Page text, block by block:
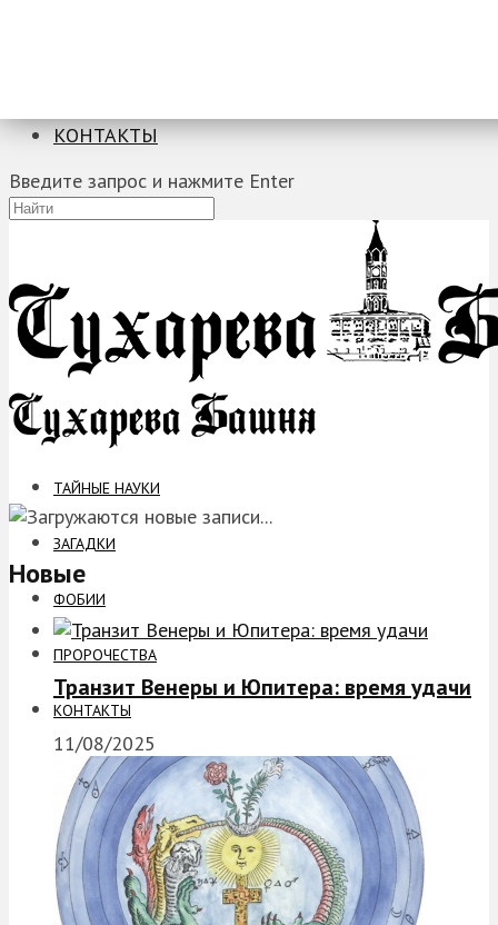
КОНТАКТЫ
Введите запрос и нажмите Enter
ТАЙНЫЕ НАУКИ
ЗАГАДКИ
ФОБИИ
ПРОРОЧЕСТВА
КОНТАКТЫ
Новые
Транзит Венеры и Юпитера: время удачи
11/08/2025